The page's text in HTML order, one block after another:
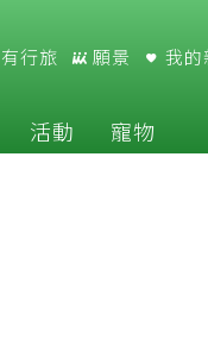
有行旅 願景 我的
活動 寵物